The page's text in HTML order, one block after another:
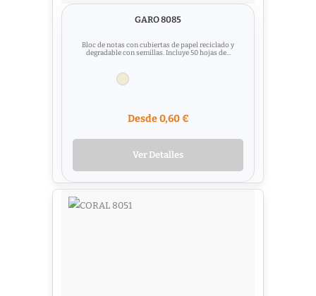
GARO 8085
Bloc de notas con cubiertas de papel reciclado y
degradable con semillas. Incluye 50 hojas de...
Desde 0,60 €
Ver Detalles